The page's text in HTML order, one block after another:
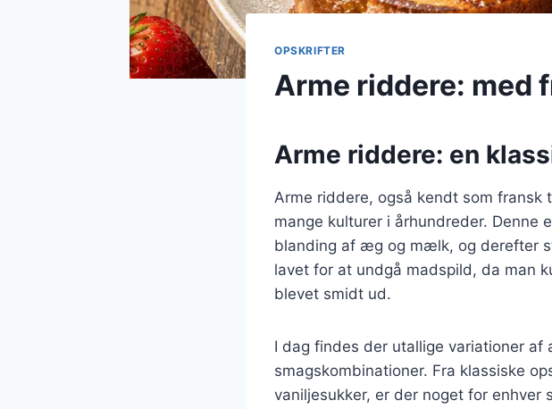
OPSKRIFTER
Arme riddere: med
Arme riddere: en
Arme riddere, også kendt som
mange kulturer i århundreder.
blanding af æg og mælk, og derefter
lavet for at undgå madspild, da man
blevet smidt ud.
I dag findes der utallige variationer af
smagskombinationer. Fra klassiske
vaniljesukker, er der noget for enhver